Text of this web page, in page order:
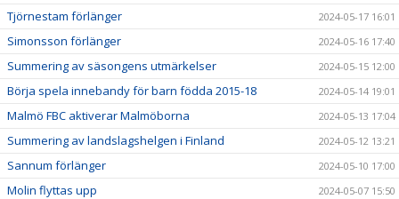
Tjörnestam förlänger 2024-05-17 16:01
Simonsson förlänger 2024-05-16 17:40
Summering av säsongens utmärkelser 2024-05-15 12:00
Börja spela innebandy för barn födda 2015-18 2024-05-14 19:01
Malmö FBC aktiverar Malmöborna 2024-05-13 17:04
Summering av landslagshelgen i Finland 2024-05-12 13:21
Sannum förlänger 2024-05-10 17:00
Molin flyttas upp 2024-05-07 15:50